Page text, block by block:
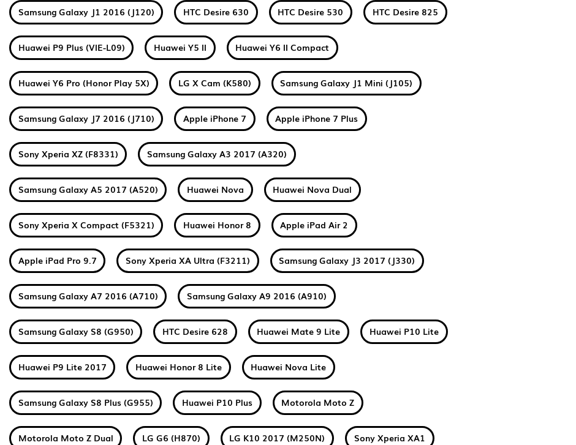
Samsung Galaxy J1 2016 (J120) HTC Desire 630 HTC Desire 530 HTC Desire 825
Huawei P9 Plus (VIE-L09) Huawei Y5 II Huawei Y6 II Compact
Huawei Y6 Pro (Honor Play 5X) LG X Cam (K580) Samsung Galaxy J1 Mini (J105)
Samsung Galaxy J7 2016 (J710) Apple iPhone 7 Apple iPhone 7 Plus
Sony Xperia XZ (F8331) Samsung Galaxy A3 2017 (A320)
Samsung Galaxy A5 2017 (A520) Huawei Nova Huawei Nova Dual
Sony Xperia X Compact (F5321) Huawei Honor 8 Apple iPad Air 2
Apple iPad Pro 9.7 Sony Xperia XA Ultra (F3211) Samsung Galaxy J3 2017 (J330)
Samsung Galaxy A7 2016 (A710) Samsung Galaxy A9 2016 (A910)
Samsung Galaxy S8 (G950) HTC Desire 628 Huawei Mate 9 Lite Huawei P10 Lite
Huawei P9 Lite 2017 Huawei Honor 8 Lite Huawei Nova Lite
Samsung Galaxy S8 Plus (G955) Huawei P10 Plus Motorola Moto Z
Motorola Moto Z Dual LG G6 (H870) LG K10 2017 (M250N) Sony Xperia XA1